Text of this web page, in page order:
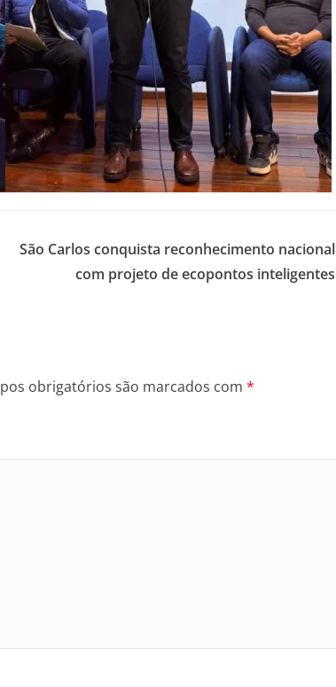
São Carlos conquista reconhecimento nacional
com projeto de ecopontos inteligentes
obrigatórios são marcados com *